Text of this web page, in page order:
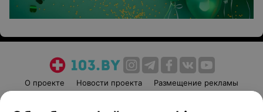
О проекте Новости проекта
Размещение рекламы